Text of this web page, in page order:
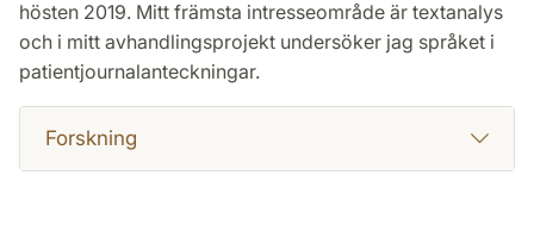
hösten 2019. Mitt främsta intresseområde är textanalys
och i mitt avhandlingsprojekt undersöker jag språket i
patientjournalanteckningar.
Forskning